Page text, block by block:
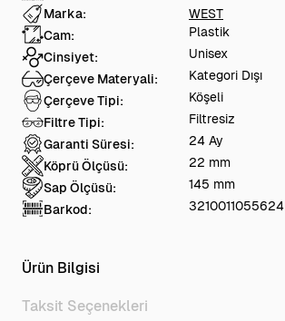
Marka:
WEST
Cam:
Plastik
Cinsiyet:
Unisex
Çerçeve Materyali:
Kategori Dışı
Çerçeve Tipi:
Köşeli
Filtre Tipi:
Filtresiz
Garanti Süresi:
24 Ay
Köprü Ölçüsü:
22 mm
Sap Ölçüsü:
145 mm
Barkod:
3210011055624
Ürün Bilgisi
Taksit Seçenekleri